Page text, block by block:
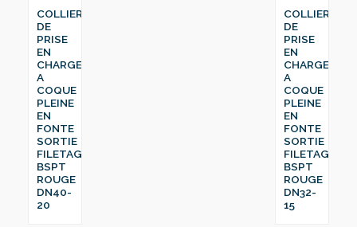
COLLIER
DE
PRISE
EN
CHARGE
A
COQUE
PLEINE
EN
FONTE
SORTIE
FILETAGE
BSPT
ROUGE
DN40-
20
COLLIER
DE
PRISE
EN
CHARGE
A
COQUE
PLEINE
EN
FONTE
SORTIE
FILETAGE
BSPT
ROUGE
DN32-
15